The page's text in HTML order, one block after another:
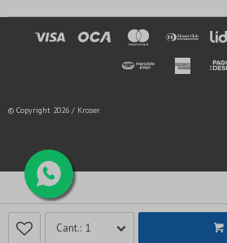
1
© Copyright 2026 / Kroser